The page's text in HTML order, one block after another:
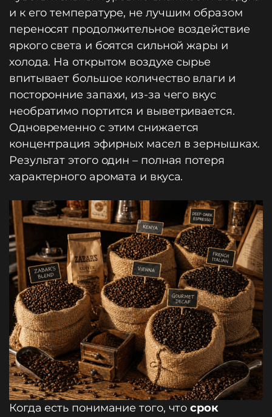
и к его температуре, не лучшим образом
переносят продолжительное воздействие
яркого света и боятся сильной жары и
холода. На открытом воздухе сырье
впитывает большое количество влаги и
посторонние запахи, из-за чего вкус
необратимо портится и выветривается.
Одновременно с этим снижается
концентрация эфирных масел в зернышках.
Результат этого один – полная потеря
характерного аромата и вкуса.
Когда есть понимание того, чтосрок